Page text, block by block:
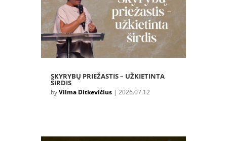
SKYRYBŲ PRIEŽASTIS – UŽKIETINTA
ŠIRDIS
byVilma Ditkevičius| 2026.07.12